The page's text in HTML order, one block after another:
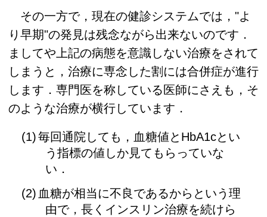
その一方で，現在の健診システムでは，"よ
り早期"の発見は残念ながら出来ないのです．
ましてや上記の病態を意識しない治療をされて
しまうと，治療に専念した割には合併症が進行
します．専門医を称している医師にさえも，そ
のような治療が横行しています．
毎回通院しても，血糖値とHbA1cとい
う指標の値しか見てもらっていな
い．
血糖が相当に不良であるからという理
由で，長くインスリン治療を続けら